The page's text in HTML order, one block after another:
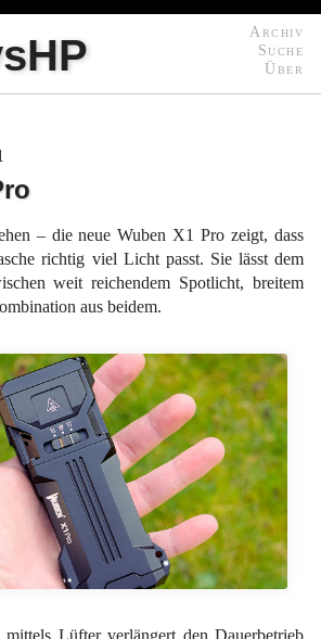
Archiv
Suche
Über
– die neue Wuben X1 Pro zeigt, dass
richtig viel Licht passt. Sie lässt dem
weit reichendem Spotlicht, breitem
aus beidem.